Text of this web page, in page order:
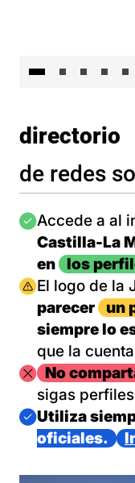
directorio
de redes
Imagen
Accede a al
Castilla-La
en
los
Imagen
El logo de la
parecer
un
siempre lo
que la
Imagen
No
sigas
Imagen
Utiliza
oficiales.